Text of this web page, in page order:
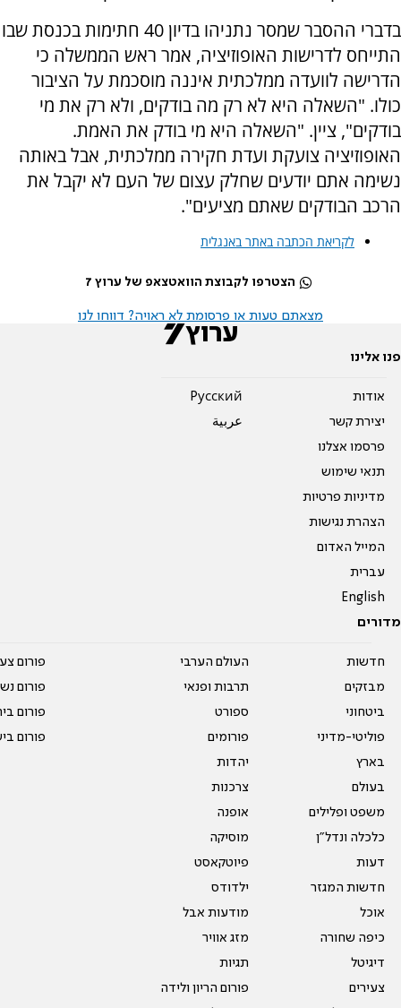
בדברי ההסבר שמסר נתניהו בדיון 40 חתימות בכנסת שבו
התייחס לדרישות האופוזיציה, אמר ראש הממשלה כי
הדרישה לוועדה ממלכתית איננה מוסכמת על הציבור
כולו. "השאלה היא לא רק מה בודקים, ולא רק את מי
בודקים", ציין. "השאלה היא מי בודק את האמת.
האופוזיציה צועקת ועדת חקירה ממלכתית, אבל באותה
נשימה אתם יודעים שחלק עצום של העם לא יקבל את
הרכב הבודקים שאתם מציעים".
לקריאת הכתבה באתר באנגלית
הצטרפו לקבוצת הוואטצאפ של ערוץ 7
מצאתם טעות או פרסומת לא ראויה? דווחו לנו
פנו אלינו
אודות
יצירת קשר
פרסמו אצלנו
תנאי שימוש
מדיניות פרטיות
הצהרת נגישות
המייל האדום
עברית
English
Pусский
عربية
מדורים
חדשות
מבזקים
ביטחוני
פוליטי-מדיני
בארץ
בעולם
משפט ופלילים
כלכלה ונדל"ן
דעות
חדשות המגזר
אוכל
כיפה שחורה
דיגיטל
צעירים
העולם הערבי
תרבות ופנאי
ספורט
פורומים
יהדות
צרכנות
אופנה
מוסיקה
פיוטקאסט
ילדודס
מודעות אבל
מזג אוויר
תגיות
פורום הריון ולידה
פורום
פורום
פורום
פורום